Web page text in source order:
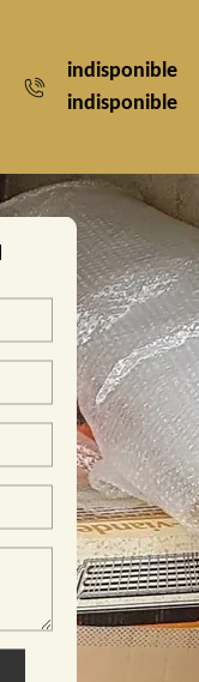
indisponible
indisponible